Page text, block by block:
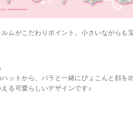
ムがこだわりポイント。小さいながら
ハットから、バラと一緒にぴょこんと顔
る可愛らしいデザインです♪